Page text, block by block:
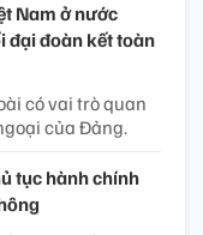
Nam ở nước
đại đoàn kết toàn
có vai trò quan
của Đảng.
tục hành chính